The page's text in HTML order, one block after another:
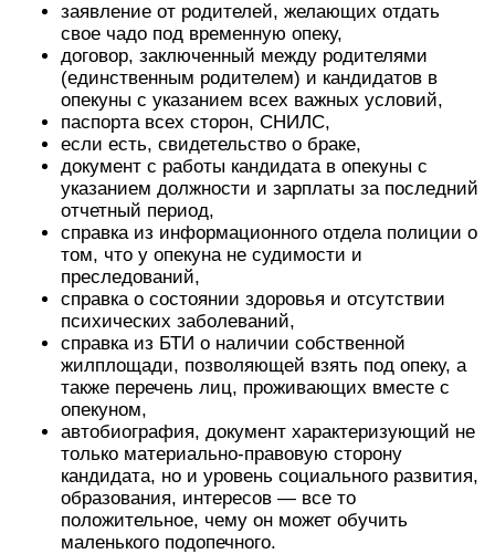
заявление от родителей, желающих отдать
свое чадо под временную опеку,
договор, заключенный между родителями
(единственным родителем) и кандидатов в
опекуны с указанием всех важных условий,
паспорта всех сторон, СНИЛС,
если есть, свидетельство о браке,
документ с работы кандидата в опекуны с
указанием должности и зарплаты за последний
отчетный период,
справка из информационного отдела полиции о
том, что у опекуна не судимости и
преследований,
справка о состоянии здоровья и отсутствии
психических заболеваний,
справка из БТИ о наличии собственной
жилплощади, позволяющей взять под опеку, а
также перечень лиц, проживающих вместе с
опекуном,
автобиография, документ характеризующий не
только материально-правовую сторону
кандидата, но и уровень социального развития,
образования, интересов — все то
положительное, чему он может обучить
маленького подопечного.